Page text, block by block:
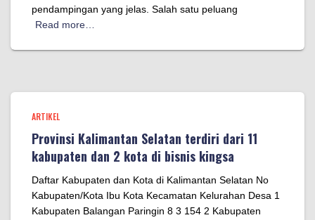
pendampingan yang jelas. Salah satu peluang
Read more…
ARTIKEL
Provinsi Kalimantan Selatan terdiri dari 11
kabupaten dan 2 kota di bisnis kingsa
Daftar Kabupaten dan Kota di Kalimantan Selatan No
Kabupaten/Kota Ibu Kota Kecamatan Kelurahan Desa 1
Kabupaten Balangan Paringin 8 3 154 2 Kabupaten